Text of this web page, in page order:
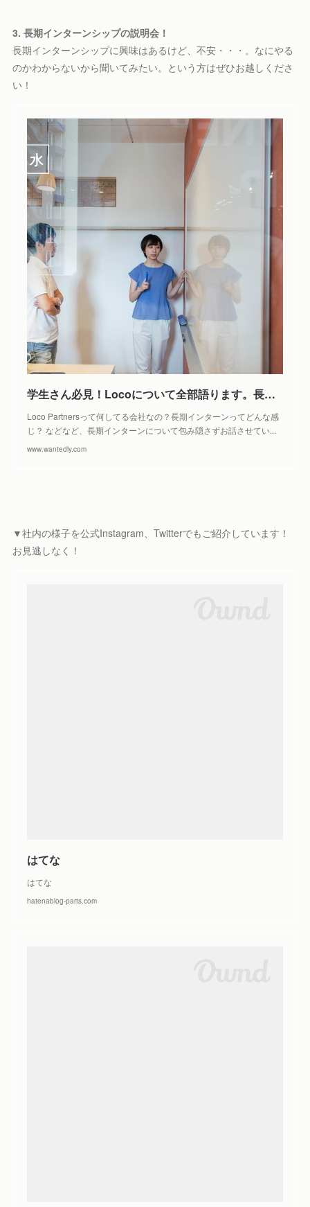
3. 長期インターンシップの説明会！
長期インターンシップに興味はあるけど、不安・・・。なにやる
のかわからないから聞いてみたい。という方はぜひお越しくださ
い！
学生さん必見！Locoについて全部語ります。長期インターンセミナー！ by 株式会社Loco Partners（Relux）
Loco Partnersって何してる会社なの？長期インターンってどんな感
じ？ などなど、長期インターンについて包み隠さずお話させてい...
www.wantedly.com
▼社内の様子を公式Instagram、Twitterでもご紹介しています！
お見逃しなく！
はてな
はてな
hatenablog-parts.com